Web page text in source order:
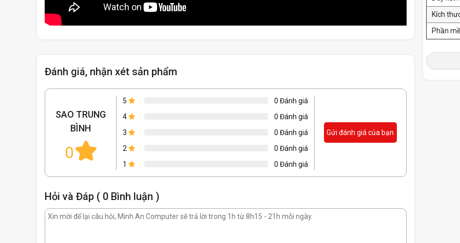
Đánh giá, nhận xét sản phẩm
SAO TRUNG
BÌNH
0
5
0 Đánh giá
4
0 Đánh giá
3
0 Đánh giá
2
0 Đánh giá
1
0 Đánh giá
Gửi đánh giá của bạn
Hỏi và Đáp ( 0 Bình luận )
Kích
Phần